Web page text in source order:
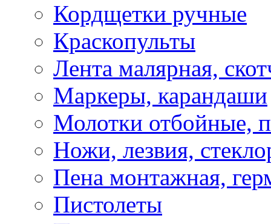
Кордщетки ручные
Краскопульты
Лента малярная,
Маркеры, карандаши
Молотки отбойные,
Ножи, лезвия,
Пена монтажная,
Пистолеты